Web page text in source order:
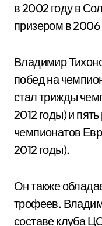
в 2002 году в
призером в 2006
Владимир
побед на
стал трижды
2012 годы) и
чемпионатов
2012 годы).
Он также
трофеев.
составе клуба